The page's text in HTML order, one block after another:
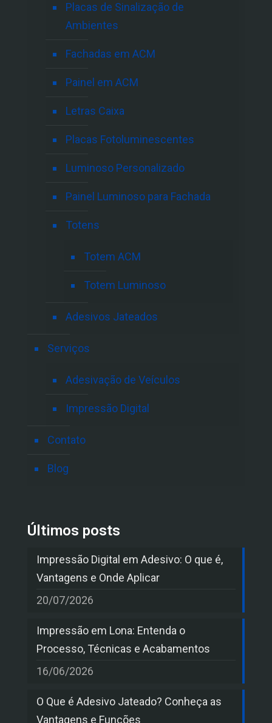
Placas de Sinalização de
Ambientes
Fachadas em ACM
Painel em ACM
Letras Caixa
Placas Fotoluminescentes
Luminoso Personalizado
Painel Luminoso para Fachada
Totens
Totem ACM
Totem Luminoso
Adesivos Jateados
Serviços
Adesivação de Veículos
Impressão Digital
Contato
Blog
Últimos posts
Impressão Digital em Adesivo: O que é,
Vantagens e Onde Aplicar
20/07/2026
Impressão em Lona: Entenda o
Processo, Técnicas e Acabamentos
16/06/2026
O Que é Adesivo Jateado? Conheça as
Vantagens e Funções